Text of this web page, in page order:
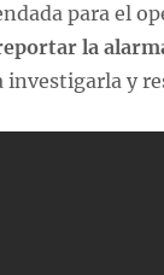
para el
la
investigarla y